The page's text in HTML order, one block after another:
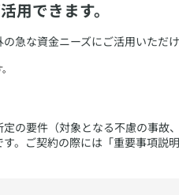
用できます。
急な資金ニーズにご活用いただけ
の要件（対象となる不慮の事故
す。ご契約の際には「重要事項